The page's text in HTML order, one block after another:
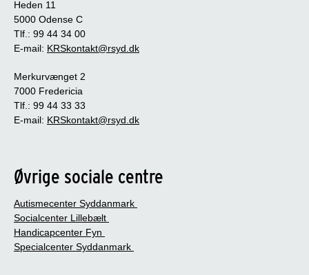
Heden 11
5000 Odense C
Tlf.: 99 44 34 00
E-mail: KRSkontakt@rsyd.dk
Merkurvænget 2
7000 Fredericia
Tlf.: 99 44 33 33
E-mail: KRSkontakt@rsyd.dk
Øvrige sociale centre
Autismecenter Syddanmark
Socialcenter Lillebælt
Handicapcenter Fyn
Specialcenter Syddanmark